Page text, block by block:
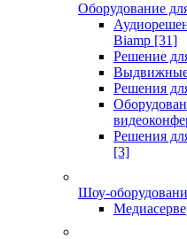
Оборудование
Biamp [31]
Решение
Решения
Решения
[3]
Шоу-